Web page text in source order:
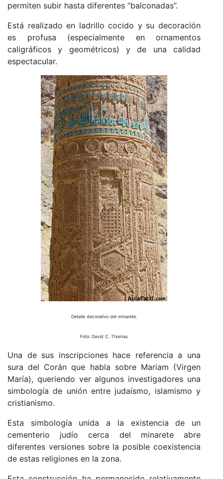
permiten subir hasta diferentes “balconadas”.
Está realizado en ladrillo cocido y su decoración
es profusa (especialmente en ornamentos
caligráficos y geométricos) y de una calidad
espectacular.
Detalle decorativo del minarete.
Foto: David C. Thomas
Una de sus inscripciones hace referencia a una
sura del Corán que habla sobre Mariam (Virgen
María), queriendo ver algunos investigadores una
simbología de unión entre judaísmo, islamismo y
cristianismo.
Esta simbología unida a la existencia de un
cementerio judío cerca del minarete abre
diferentes versiones sobre la posible coexistencia
de estas religiones en la zona.